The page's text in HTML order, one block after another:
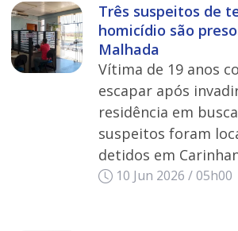
Três suspeitos de
homicídio são
Malhada
Vítima de 19 anos
escapar após
residência em
suspeitos foram
detidos em
10 Jun 2026 / 05h00